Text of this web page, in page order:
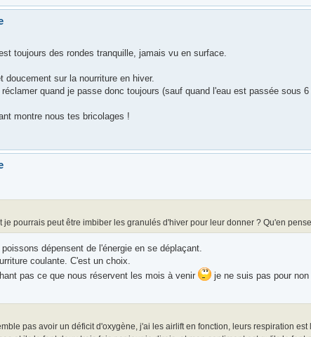
toujours des rondes tranquille, jamais vu en surface.
sur la nourriture en hiver.
quand je passe donc toujours (sauf quand l'eau est passée sous
montre nous tes bricolages !
pourrais peut être imbiber les granulés d'hiver pour leur donner ? Qu'en
dépensent de l'énergie en se déplaçant.
coulante. C'est un choix.
pas ce que nous réservent les mois à venir
je ne suis pas pour non
pas avoir un déficit d'oxygène, j'ai les airlift en fonction, leurs respiration